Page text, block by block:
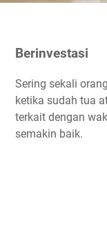
Berinvestasi
Sering sekali
ketika sudah tua
terkait dengan
semakin baik.